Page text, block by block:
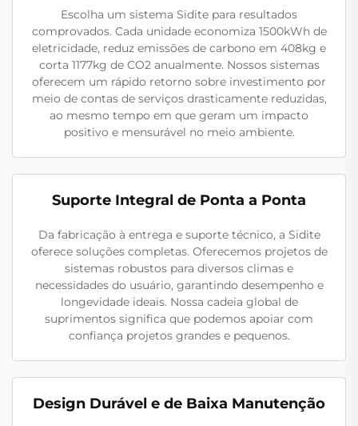
Escolha um sistema Sidite para resultados
comprovados. Cada unidade economiza 1500kWh de
eletricidade, reduz emissões de carbono em 408kg e
corta 1177kg de CO2 anualmente. Nossos sistemas
oferecem um rápido retorno sobre investimento por
meio de contas de serviços drasticamente reduzidas,
ao mesmo tempo em que geram um impacto
positivo e mensurável no meio ambiente.
Suporte Integral de Ponta a Ponta
Da fabricação à entrega e suporte técnico, a Sidite
oferece soluções completas. Oferecemos projetos de
sistemas robustos para diversos climas e
necessidades do usuário, garantindo desempenho e
longevidade ideais. Nossa cadeia global de
suprimentos significa que podemos apoiar com
confiança projetos grandes e pequenos.
Design Durável e de Baixa Manutenção